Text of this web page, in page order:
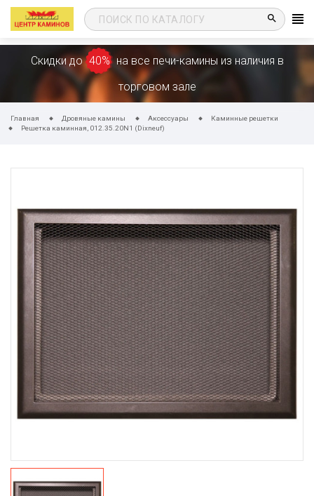
search
Скидки до 40% на все печи-камины из наличия в
торговом зале
Главная Дровяные камины Аксессуары
Каминные решетки
Решетка каминная, 012.35.20N1 (Dixneuf)